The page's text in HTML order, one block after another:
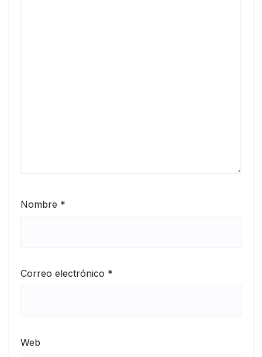
Nombre *
Correo electrónico *
Web